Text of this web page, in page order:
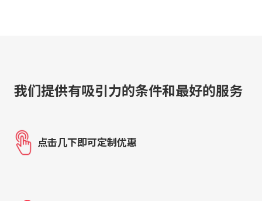
我们提供有吸引力的条件和最好的服务
点击几下即可定制优惠